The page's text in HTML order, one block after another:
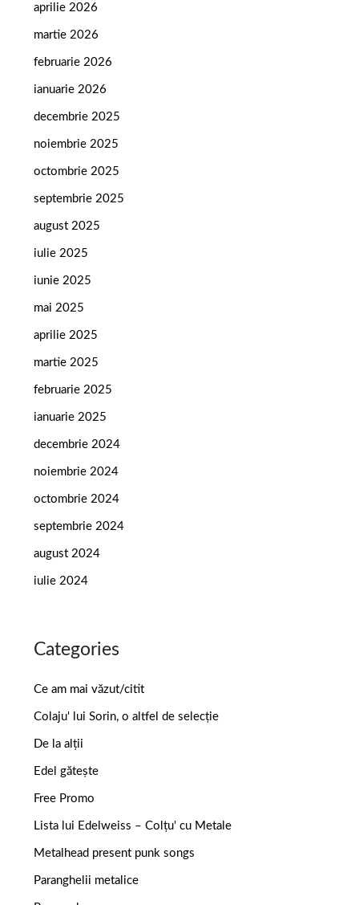
aprilie 2026
martie 2026
februarie 2026
ianuarie 2026
decembrie 2025
noiembrie 2025
octombrie 2025
septembrie 2025
august 2025
iulie 2025
iunie 2025
mai 2025
aprilie 2025
martie 2025
februarie 2025
ianuarie 2025
decembrie 2024
noiembrie 2024
octombrie 2024
septembrie 2024
august 2024
iulie 2024
Categories
Ce am mai văzut/citit
Colaju' lui Sorin, o altfel de selecție
De la alții
Edel gătește
Free Promo
Lista lui Edelweiss – Colțu' cu Metale
Metalhead present punk songs
Paranghelii metalice